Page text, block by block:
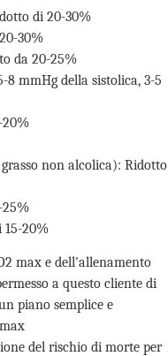
di 20-30%
30%
da 20-25%
8 mmHg della sistolica, 3-5
non alcolica): Ridotto
15-20%
max e dell'allenamento
a questo cliente di
piano semplice e
del rischio di morte per